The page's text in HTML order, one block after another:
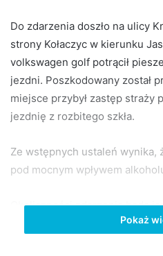
i
l
Do zdarzenia doszło na ulicy
strony Kołaczyc w kierunku
volkswagen golf potrącił
jezdni. Poszkodowany został
miejsce przybył zastęp straży
jezdnię z rozbitego szkła.
Ze wstępnych ustaleń wynika,
pod mocnym wpływem
Okoliczności zdarzenia bada
Pokaż